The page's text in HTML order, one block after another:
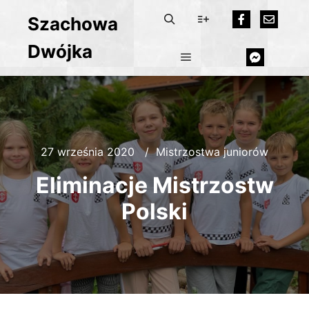
Szachowa
Dwójka
27 września 2020 Mistrzostwa juniorów
Eliminacje Mistrzostw
Polski